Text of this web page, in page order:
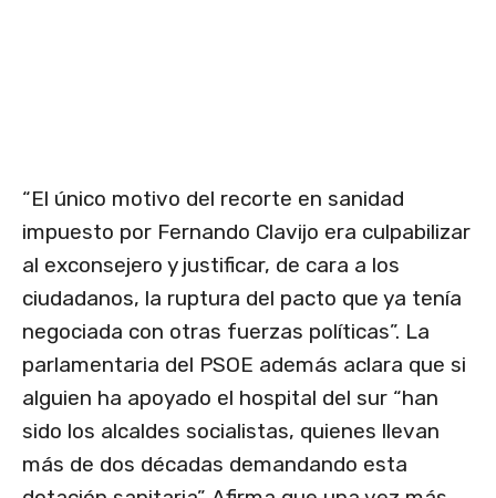
“El único motivo del recorte en sanidad
impuesto por Fernando Clavijo era culpabilizar
al exconsejero y justificar, de cara a los
ciudadanos, la ruptura del pacto que ya tenía
negociada con otras fuerzas políticas”. La
parlamentaria del PSOE además aclara que si
alguien ha apoyado el hospital del sur “han
sido los alcaldes socialistas, quienes llevan
más de dos décadas demandando esta